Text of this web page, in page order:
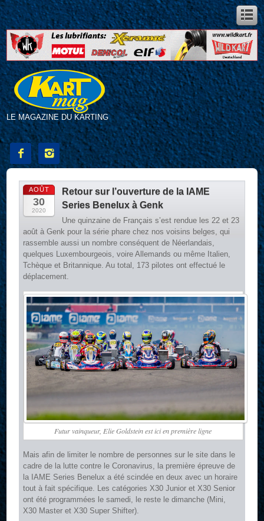
LE MAGAZINE DU KARTING
 
AOÛT
30
2020
Retour sur l’ouverture de la IAME
Series Benelux à Genk
Une quinzaine de Français s’est rendue les 22 et 23
août à Genk pour la série phare chez nos voisins belges, qui
rassemble aussi un nombre conséquent de Néerlandais,
quelques Luxembourgeois, voire Allemands ou même Italien,
Tchèque et Britannique. Au total, 173 pilotes ont effectué le
déplacement.
Futur vainqueur, Elie Goldstein est ici en première ligne
Mais afin de limiter le nombre de personnes sur le site dans le
cadre de la lutte contre le Coronavirus, la première épreuve de
la IAME Series Benelux a été scindée en deux avec un horaire
tout à fait spécifique. Les catégories X30 Junior et X30 Senior
ont été programmées le samedi, le reste le dimanche (Mini,
X30 Master et X30 Super Shifter).